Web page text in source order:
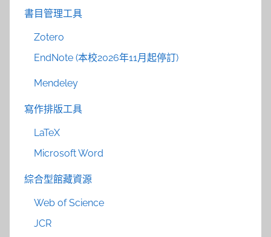
書目管理工具
Zotero
EndNote (本校2026年11月起停訂)
Mendeley
寫作排版工具
LaTeX
Microsoft Word
綜合型館藏資源
Web of Science
JCR